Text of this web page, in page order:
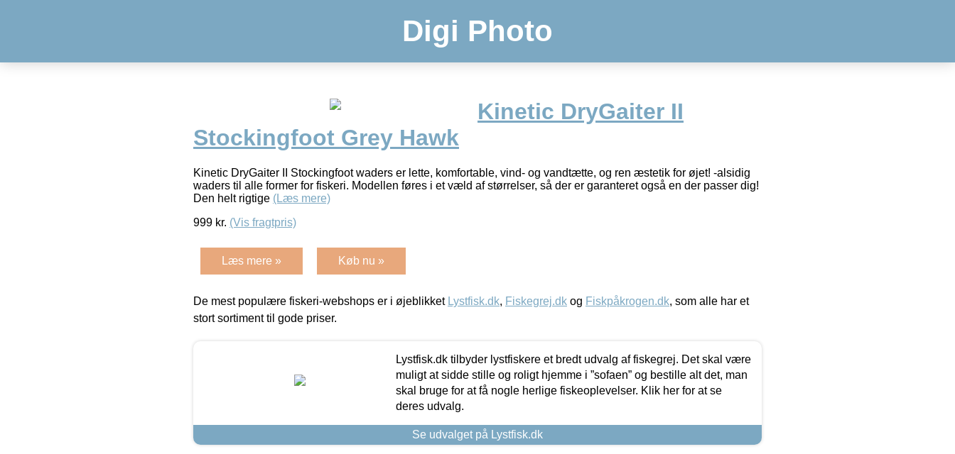
Digi Photo
Kinetic DryGaiter II
Stockingfoot Grey Hawk
Kinetic DryGaiter II Stockingfoot waders er lette, komfortable, vind- og vandtætte, og ren æstetik for øjet! -alsidig
waders til alle former for fiskeri. Modellen føres i et væld af størrelser, så der er garanteret også en der passer dig!
Den helt rigtige (Læs mere)
999 kr. (Vis fragtpris)
Læs mere » Køb nu »
De mest populære fiskeri-webshops er i øjeblikket Lystfisk.dk, Fiskegrej.dk og Fiskpåkrogen.dk, som alle har et
stort sortiment til gode priser.
Lystfisk.dk tilbyder lystfiskere et bredt udvalg af fiskegrej. Det skal være
muligt at sidde stille og roligt hjemme i ”sofaen” og bestille alt det, man
skal bruge for at få nogle herlige fiskeoplevelser. Klik her for at se
deres udvalg.
Se udvalget på Lystfisk.dk